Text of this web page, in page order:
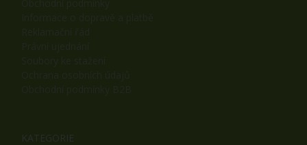
KATEGORIE